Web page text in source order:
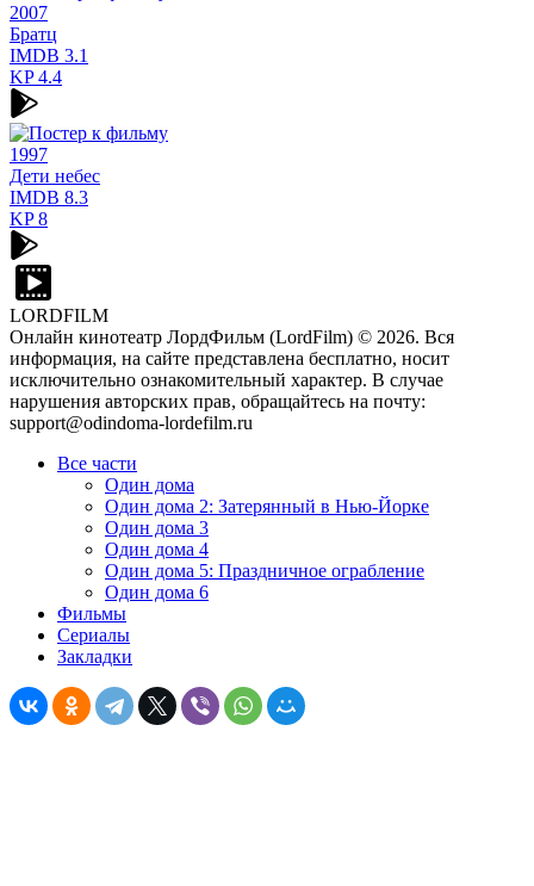
2007
Братц
IMDB 3.1
KP4.4
1997
Дети небес
IMDB 8.3
KP8
LORDFILM
Онлайн кинотеатр ЛордФильм (LordFilm) © 2026. Вся
информация, на сайте представлена бесплатно, носит
исключительно ознакомительный характер. В случае
нарушения авторских прав, обращайтесь на почту:
support@odindoma-lordefilm.ru
Все части
Один дома
Один дома 2: Затерянный в Нью-Йорке
Один дома 3
Один дома 4
Один дома 5: Праздничное ограбление
Один дома 6
Фильмы
Сериалы
Закладки